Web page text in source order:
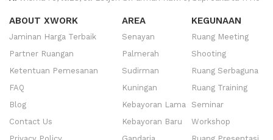
ABOUT XWORK
Jaminan Harga Terbaik
Partner Ruangan
Ketentuan Pemesanan
FAQ
Blog
Contact Us
AREA
Senayan
Palmerah
Sudirman
Kuningan
Kebayoran Lama
Kebayoran Baru
KEGUNAAN
Ruang Meeting
Shooting
Ruang Serbaguna
Ruang Training
Seminar
Workshop